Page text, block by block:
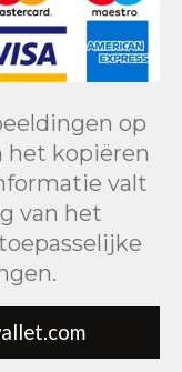
op
het kopiëren
valt
van het